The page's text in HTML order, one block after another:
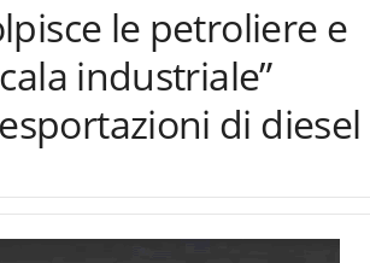
le petroliere e
industriale”
di diesel